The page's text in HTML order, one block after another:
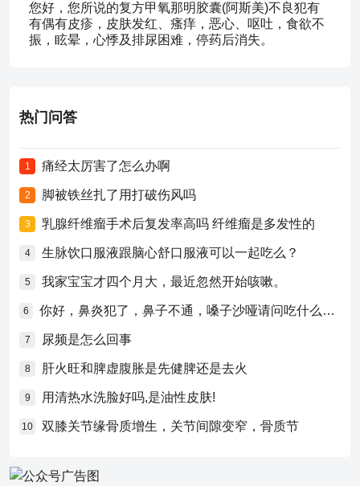
您好，您所说的复方甲氧那明胶囊(阿斯美)不良犯有
有偶有皮疹，皮肤发红、瘙痒，恶心、呕吐，食欲不
振，眩晕，心悸及排尿困难，停药后消失。
热门问答
1 痛经太厉害了怎么办啊
2 脚被铁丝扎了用打破伤风吗
3 乳腺纤维瘤手术后复发率高吗 纤维瘤是多发性的
4 生脉饮口服液跟脑心舒口服液可以一起吃么？
5 我家宝宝才四个月大，最近忽然开始咳嗽。
6 你好，鼻炎犯了，鼻子不通，嗓子沙哑请问吃什么药比较好？
7 尿频是怎么回事
8 肝火旺和脾虚腹胀是先健脾还是去火
9 用清热水洗脸好吗,是油性皮肤!
10 双膝关节缘骨质增生，关节间隙变窄，骨质节